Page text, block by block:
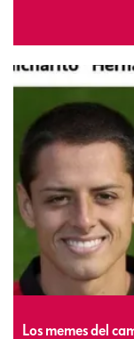
Los memes del